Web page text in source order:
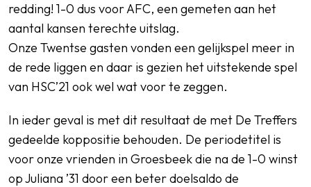
redding! 1-0 dus voor AFC, een gemeten aan het
aantal kansen terechte uitslag.
Onze Twentse gasten vonden een gelijkspel meer in
de rede liggen en daar is gezien het uitstekende spel
van HSC’21 ook wel wat voor te zeggen.
In ieder geval is met dit resultaat de met De Treffers
gedeelde koppositie behouden. De periodetitel is
voor onze vrienden in Groesbeek die na de 1-0 winst
op Juliana ’31 door een beter doelsaldo de